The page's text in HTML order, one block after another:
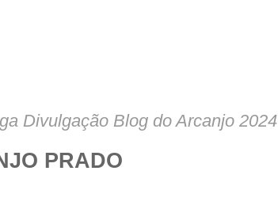
Divulgação Blog do Arcanjo 2024
PRADO